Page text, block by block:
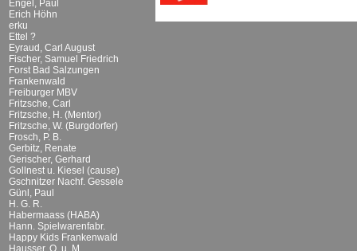
Engel, Paul
Erich Höhn
erku
Ettel ?
Eyraud, Carl August
Fischer, Samuel Friedrich
Forst Bad Salzungen
Frankenwald
Freiburger MBV
Fritzsche, Carl
Fritzsche, H. (Mentor)
Fritzsche, W. (Burgdorfer)
Frosch, P. B.
Gerbitz, Renate
Gerischer, Gerhard
Gollnest u. Kiesel (cause)
Gschnitzer Nachf. Gessele
Günl, Paul
H. G. R.
Habermaass (HABA)
Hann. Spielwarenfabr.
Happy Kids Frankenwald
Hausser, O. u. M.